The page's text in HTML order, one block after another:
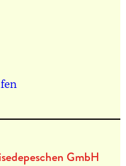
GmbH